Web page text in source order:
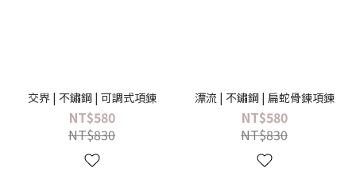
交界 | 不鏽鋼 | 可調式項鍊
NT$580
NT$830
漂流 | 不鏽鋼 | 扁蛇骨鍊項鍊
NT$580
NT$830